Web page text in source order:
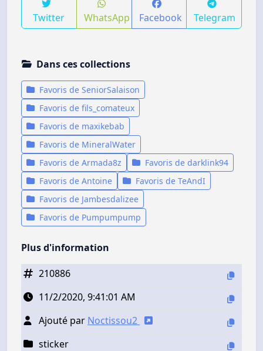
Twitter WhatsApp Facebook Telegram
Dans ces collections
Favoris de SeniorSalaison
Favoris de fils_comateux
Favoris de maxikebab
Favoris de MineralWater
Favoris de Armada8z
Favoris de darklink94
Favoris de Antoine
Favoris de TeAndI
Favoris de Jambesdalizee
Favoris de Pumpumpump
Plus d'information
210886
11/2/2020, 9:41:01 AM
Ajouté par Noctissou2
sticker